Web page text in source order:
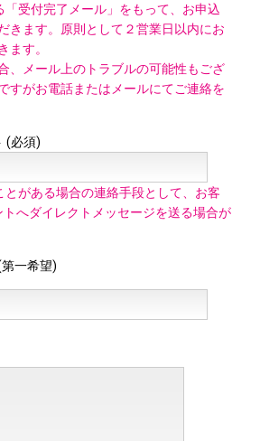
受付完了メール」をもって、お申込
きます。原則として２営業日以内にお
ます。
、メール上のトラブルの可能性もござ
すがお電話またはメールにてご連絡を
(必須)
がある場合の連絡手段として、お客
へダイレクトメッセージを送る場合が
一希望)